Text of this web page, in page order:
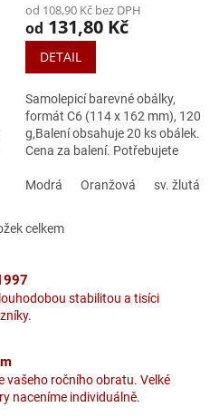
od 108,90 Kč bez DPH
od 131,80 Kč
DETAIL
Samolepicí barevné obálky,
formát C6 (114 x 162 mm), 120
g,Balení obsahuje 20 ks obálek.
Cena za balení. Potřebujete
obálky?
Modrá Oranžová sv. žlutá
O
l
á
d
a
p
r
v
celkem
stabilitou a tisíci
vašeho ročního obratu. Velké
naceníme individuálně.